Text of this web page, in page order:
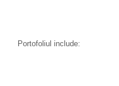
Portofoliul include: